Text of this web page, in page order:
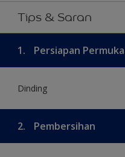
Tips & Saran
1. Persiapan
Dinding
2. Pembersihan